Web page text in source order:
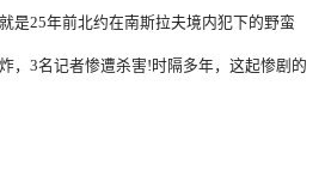
是25年前北约在南斯拉夫境内犯下的野蛮
，3名记者惨遭杀害!时隔多年，这起惨剧的